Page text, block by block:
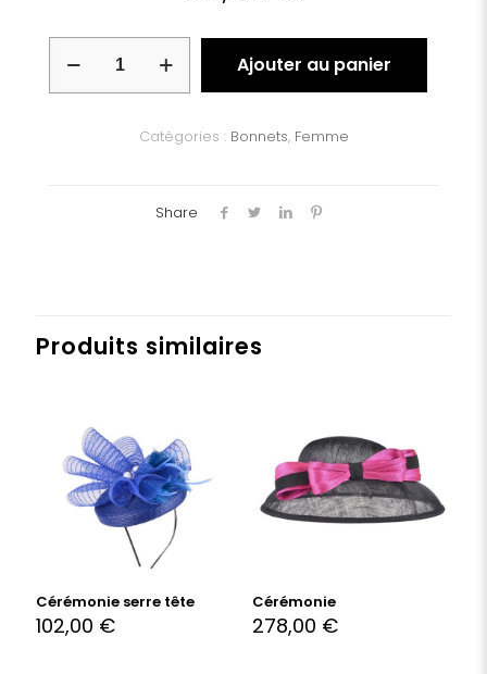
Chapeau
Ajouter au panier
Catégories : Bonnets, Femme
Share
Produits similaires
Cérémonie serre tête
102,00 €
Cérémonie
278,00 €